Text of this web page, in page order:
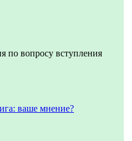
по вопросу вступления
ваше мнение?